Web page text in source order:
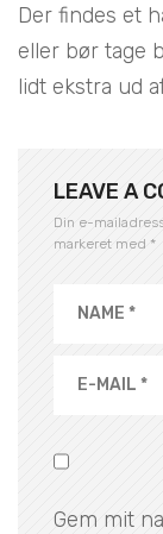
Der findes et
eller bør tage
lidt ekstra ud
LEAVE A
Din e-
markeret med *
Gem mit